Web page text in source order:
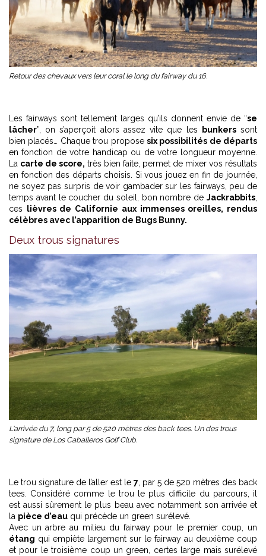
Retour des chevaux vers leur coral le long du fairway du 16.
Les fairways sont tellement larges qu’ils donnent envie de “se
lâcher”, on s’aperçoit alors assez vite que les bunkerssont
bien placés… Chaque trou propose six possibilités de départs
en fonction de votre handicap ou de votre longueur moyenne.
La carte de score, très bien faite, permet de mixer vos résultats
en fonction des départs choisis. Si vous jouez en fin de journée,
ne soyez pas surpris de voir gambader sur les fairways, peu de
temps avant le coucher du soleil, bon nombre de Jackrabbits
ces
lièvres de Californie aux immenses oreilles, rendus
célèbres avec l’apparition de Bugs Bunny.
Deux trous signatures
L'arrivée du 7, long par 5 de 520 mètres des back tees. Un des trous
signature de Los Caballeros Golf Club.
Le trou signature de l’aller est le 7, par 5 de 520 mètres des back
tees. Considéré comme le trou le plus difficile du parcours, il
est aussi sûrement le plus beau avec notamment son arrivée et
la pièce d’eau qui précède un green surélevé.
Avec un arbre au milieu du fairway pour le premier coup, un
étang qui empiète largement sur le fairway au deuxième coup
et pour le troisième coup un green, certes large mais surélevé